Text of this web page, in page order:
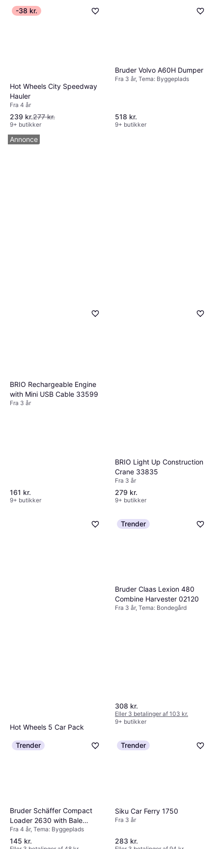
-38 kr.
Hot Wheels City Speedway
Hauler
Fra 4 år
239 kr.277 kr.
9+ butikker
Bruder Volvo A60H Dumper
Fra 3 år, Tema: Byggeplads
518 kr.
9+ butikker
BRIO Rechargeable Engine
with Mini USB Cable 33599
Fra 3 år
161 kr.
9+ butikker
BRIO Light Up Construction
Crane 33835
Fra 3 år
279 kr.
9+ butikker
Hot Wheels 5 Car Pack
70 kr.
Trender
Bruder Claas Lexion 480
Combine Harvester 02120
Fra 3 år, Tema: Bondegård
308 kr.
Eller 3 betalinger af 103 kr.
9+ butikker
Trender
Bruder Schäffer Compact
Loader 2630 with Bale
Gripper + Bal 02192
Fra 4 år, Tema: Byggeplads
145 kr.
Trender
Siku Car Ferry 1750
Fra 3 år
283 kr.
Annonce